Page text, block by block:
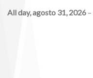
All day,agosto 31, 2026 –